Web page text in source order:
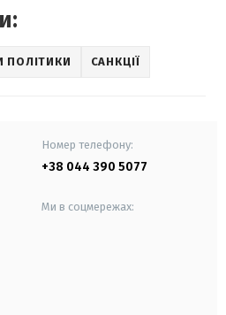
ПОЛІТИКИ САНКЦІЇ
Номер телефону:
+38 044 390 5077
Ми в соцмережах: